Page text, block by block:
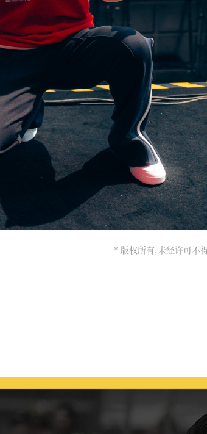
* 版权所有,未经许可不